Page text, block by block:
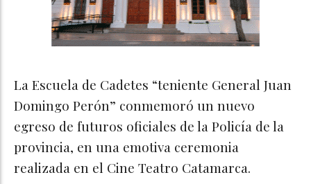
La Escuela de Cadetes “teniente General Juan
Domingo Perón” conmemoró un nuevo
egreso de futuros oficiales de la Policía de la
provincia, en una emotiva ceremonia
realizada en el Cine Teatro Catamarca.